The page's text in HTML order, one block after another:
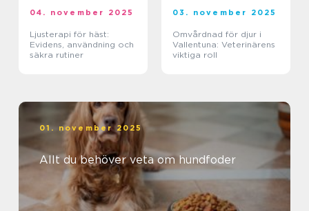
04. november 2025
Ljusterapi för häst:
Evidens, användning och
säkra rutiner
03. november 2025
Omvårdnad för djur i
Vallentuna: Veterinärens
viktiga roll
01. november 2025
Allt du behöver veta om hundfoder